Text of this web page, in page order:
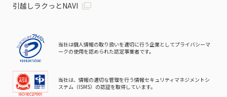
引越しラクっとNAVI
当社は個人情報の取り扱いを適切に行う企業としてプライバシーマ
ークの使用を認められた認定事業者です。
当社は、情報の適切な管理を行う情報セキュリティマネジメントシ
ステム（ISMS）の認証を取得しています。